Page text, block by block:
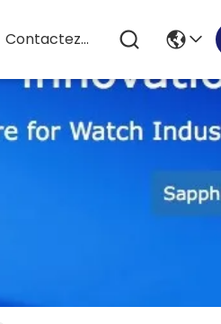
Contactez-Nous